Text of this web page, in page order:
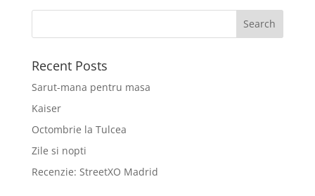
Recent Posts
Sarut-mana pentru masa
Kaiser
Octombrie la Tulcea
Zile si nopti
Recenzie: StreetXO Madrid